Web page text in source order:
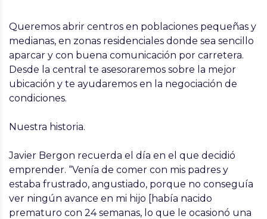
Queremos abrir centros en poblaciones pequeñas y
medianas, en zonas residenciales donde sea sencillo
aparcar y con buena comunicación por carretera.
Desde la central te asesoraremos sobre la mejor
ubicación y te ayudaremos en la negociación de
condiciones.
Nuestra historia.
Javier Bergon recuerda el día en el que decidió
emprender. “Venía de comer con mis padres y
estaba frustrado, angustiado, porque no conseguía
ver ningún avance en mi hijo [había nacido
prematuro con 24 semanas, lo que le ocasionó una